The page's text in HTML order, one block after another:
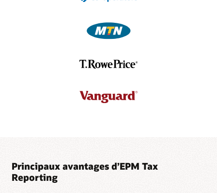
qui peut affecter et surveiller les tâches à partir d'un tableau
livre unique à pour le service fiscal, l'équipe du contrôleur et
l'équipe de planification et d'analyse financières, offrant une
efficacité et une précision accrues.
Prévision des répercussions financières à venir
Préparez-vous à la nouvelle imposition minimum mondiale
peuvent également copier les données du Pillier Deux dans
des scénarios de prévision pour une modélisation de bout en
Principaux avantages d’EPM Tax
Reporting